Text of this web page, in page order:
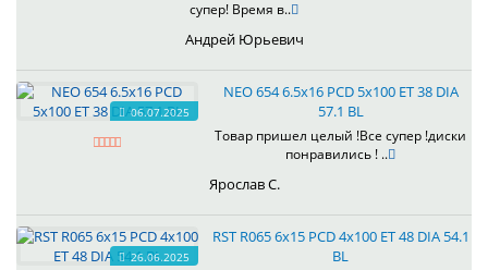
супер! Время в..
Андрей Юрьевич
06.07.2025
NEO 654 6.5x16 PCD 5x100 ET 38 DIA
57.1 BL
Товар пришел целый !Все супер !диски
понравились ! ..
Ярослав С.
26.06.2025
RST R065 6x15 PCD 4x100 ET 48 DIA 54.1
BL